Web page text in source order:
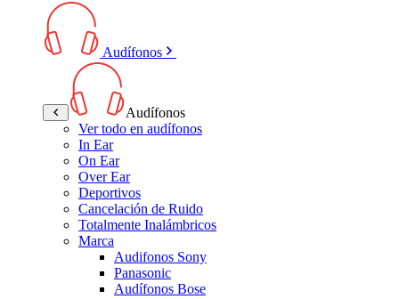
Audífonos
Audífonos
Ver todo en audífonos
In Ear
On Ear
Over Ear
Deportivos
Cancelación de Ruido
Totalmente Inalámbricos
Marca
Audifonos Sony
Panasonic
Audífonos Bose